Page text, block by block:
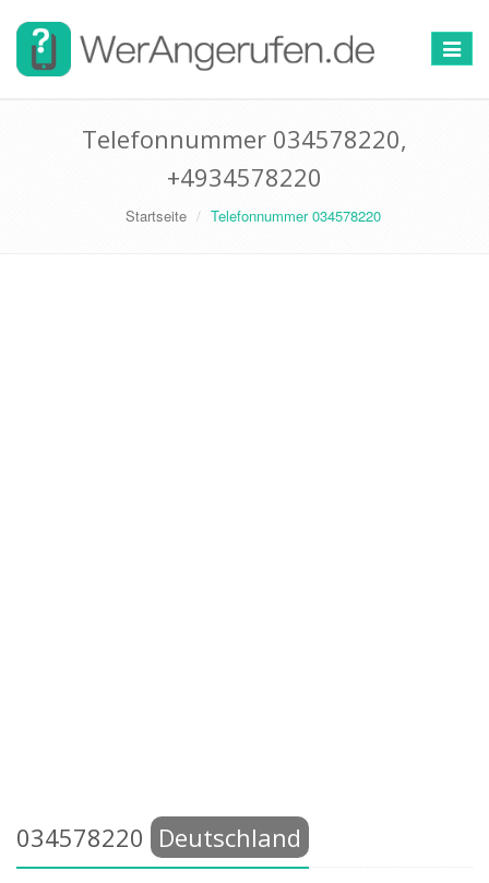
Toggle
Telefonnummer 034578220,
+4934578220
Startseite Telefonnummer 034578220
034578220 Deutschland